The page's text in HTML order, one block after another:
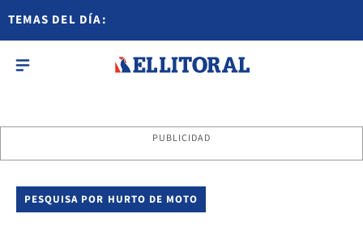
TEMAS DEL DÍA:
PUBLICIDAD
PESQUISA POR HURTO DE MOTO